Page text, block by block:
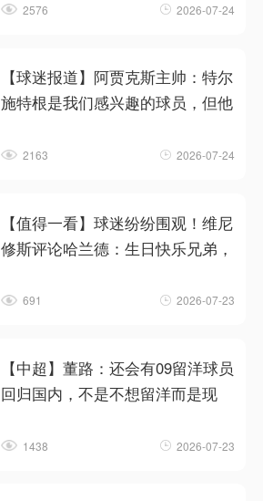
2576 2026-07-24
【球迷报道】阿贾克斯主帅：特尔
施特根是我们感兴趣的球员，但他
2163 2026-07-24
【值得一看】球迷纷纷围观！维尼
修斯评论哈兰德：生日快乐兄弟，
691 2026-07-23
【中超】董路：还会有09留洋球员
回归国内，不是不想留洋而是现
1438 2026-07-23